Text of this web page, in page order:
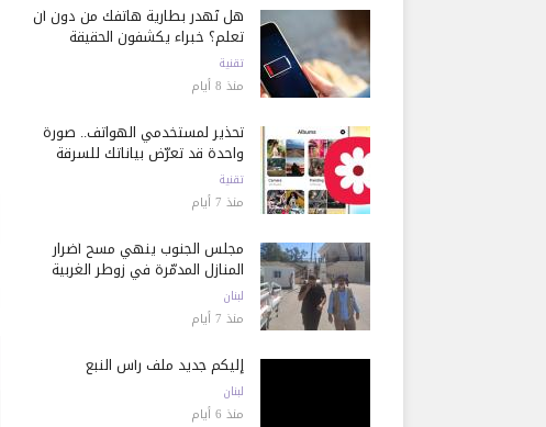
هل تُهدر بطارية هاتفك من دون أن
تعلم؟ خبراء يكشفون الحقيقة
تقنية
منذ 8 أيام
تحذير لمستخدمي الهواتف.. صورة
واحدة قد تعرّض بياناتك للسرقة
تقنية
منذ 7 أيام
مجلس الجنوب ينهي مسح أضرار
المنازل المدمّرة في زوطر الغربية
لبنان
منذ 7 أيام
إليكم جديد ملف رأس النبع
لبنان
منذ 6 أيام